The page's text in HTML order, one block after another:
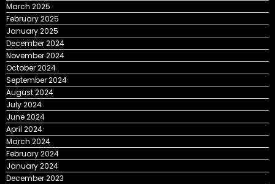
March 2025
February 2025
January 2025
December 2024
November 2024
October 2024
September 2024
August 2024
July 2024
June 2024
April 2024
March 2024
February 2024
January 2024
December 2023